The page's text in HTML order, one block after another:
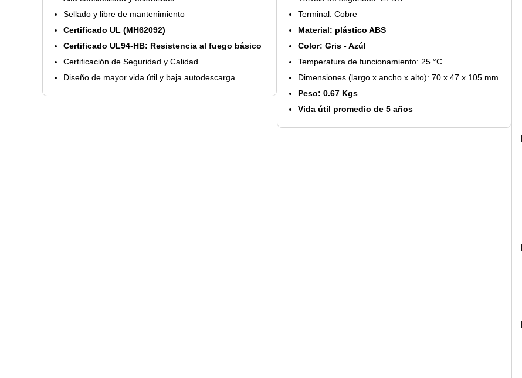
Sellado y libre de mantenimiento
Certificado UL (MH62092)
Certificado UL94-HB: Resistencia al fuego básico
Certificación de Seguridad y Calidad
Diseño de mayor vida útil y baja autodescarga
Terminal: Cobre
Material: plástico ABS
Color: Gris - Azúl
Temperatura de funcionamiento: 25 °C
Dimensiones (largo x ancho x alto): 70 x 47 x 105 mm
Peso: 0.67 Kgs
Vida útil promedio de 5 años